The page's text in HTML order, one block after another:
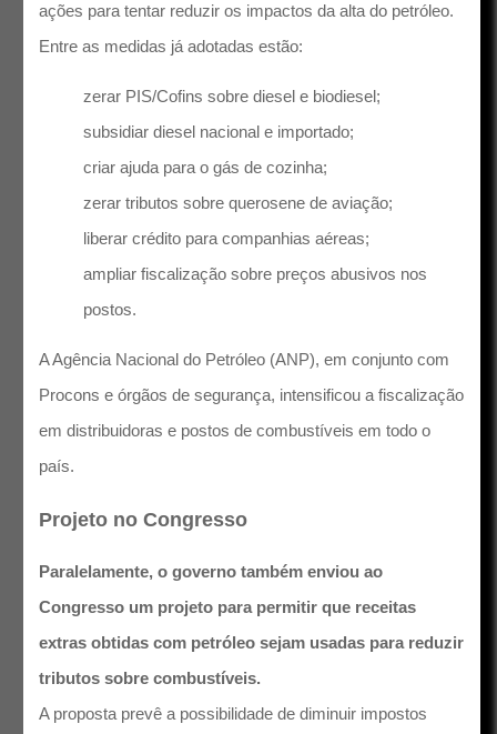
ações para tentar reduzir os impactos da alta do petróleo.
Entre as medidas já adotadas estão:
zerar PIS/Cofins sobre diesel e biodiesel;
subsidiar diesel nacional e importado;
criar ajuda para o gás de cozinha;
zerar tributos sobre querosene de aviação;
liberar crédito para companhias aéreas;
ampliar fiscalização sobre preços abusivos nos
postos.
A Agência Nacional do Petróleo (ANP), em conjunto com
Procons e órgãos de segurança, intensificou a fiscalização
em distribuidoras e postos de combustíveis em todo o
país.
Projeto no Congresso
Paralelamente, o governo também enviou ao
Congresso um projeto para permitir que receitas
extras obtidas com petróleo sejam usadas para reduzir
tributos sobre combustíveis.
A proposta prevê a possibilidade de diminuir impostos